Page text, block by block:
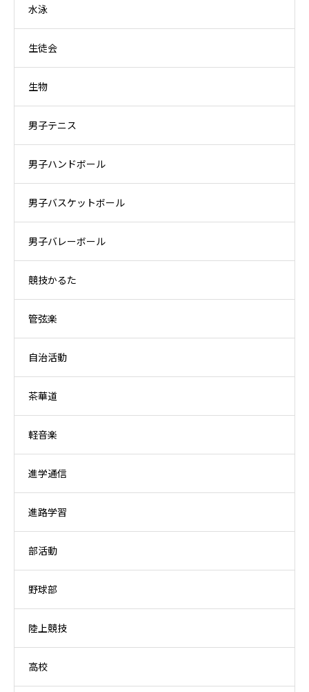
水泳
生徒会
生物
男子テニス
男子ハンドボール
男子バスケットボール
男子バレーボール
競技かるた
管弦楽
自治活動
茶華道
軽音楽
進学通信
進路学習
部活動
野球部
陸上競技
高校